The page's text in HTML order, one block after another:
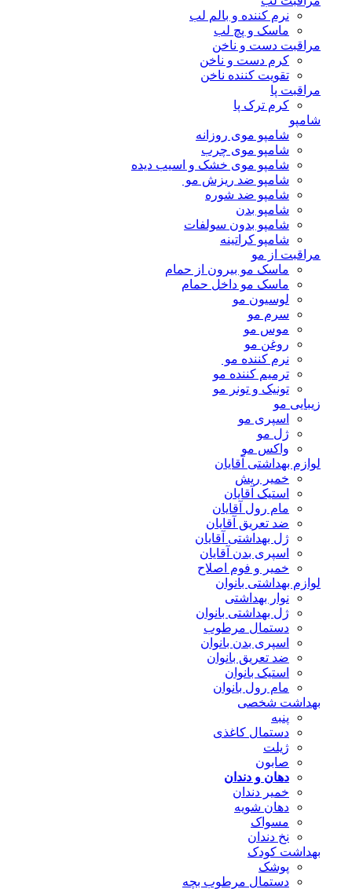
نرم کننده و بالم لب
ماسک و پچ لب
مراقبت دست و ناخن
کرم دست و ناخن
تقویت کننده ناخن
مراقبت پا
کرم ترک پا
شامپو
شامپو موی روزانه
شامپو موی چرب
شامپو موی خشک و اسیب دیده
شامپو ضد ریزش مو
شامپو ضد شوره
شامپو بدن
شامپو بدون سولفات
شامپو کراتینه
مراقبت از مو
ماسک مو بیرون از حمام
ماسک مو داخل حمام
لوسیون مو
سرم مو
موس مو
روغن مو
نرم کننده مو
ترمیم کننده مو
تونیک و تونر مو
زیبایی مو
اسپری مو
ژل مو
واکس مو
لوازم بهداشتی آقایان
خمیر ریش
استیک آقایان
مام رول آقایان
ضد تعریق آقایان
ژل بهداشتی آقایان
اسپری بدن آقایان
خمیر و فوم اصلاح
لوازم بهداشتی بانوان
نوار بهداشتی
ژل بهداشتی بانوان
دستمال مرطوب
اسپری بدن بانوان
ضد تعریق بانوان
استیک بانوان
مام رول بانوان
بهداشت شخصی
پنبه
دستمال کاغذی
ژیلت
صابون
دهان و دندان
خمیر دندان
دهان شویه
مسواک
نخ دندان
بهداشت کودک
پوشک
دستمال مرطوب بچه